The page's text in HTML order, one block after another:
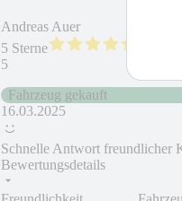
Andreas Auer
5 Sterne
5
Fahrzeug gekauft
16.03.2025
Schnelle Antwort freundlicher
Bewertungsdetails